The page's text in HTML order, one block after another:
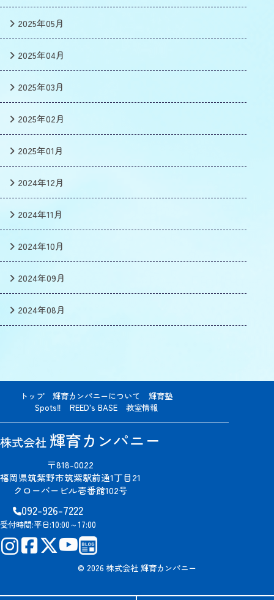
2025年05月
2025年04月
2025年03月
2025年02月
2025年01月
2024年12月
2024年11月
2024年10月
2024年09月
2024年08月
株式会社 輝育カンパニー
〒818-0022
福岡県筑紫野市筑紫駅前通1丁目21
クローバービル壱番館102号
092-926-7222
受付時間:平日:10:00～17:00
トップ 輝育カンパニーについて
輝育塾
Spots‼
REED’s BASE 教室情報
© 2026 株式会社 輝育カンパニー